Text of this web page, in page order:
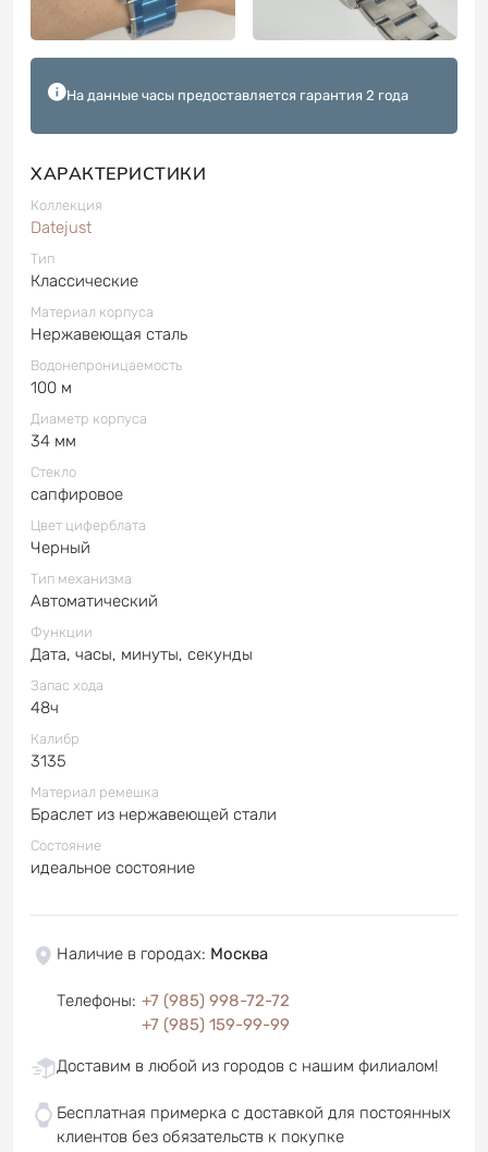
На данные часы предоставляется гарантия 2 года
ХАРАКТЕРИСТИКИ
Коллекция
Datejust
Тип
Классические
Материал корпуса
Нержавеющая сталь
Водонепроницаемость
100 м
Диаметр корпуса
34 мм
Стекло
сапфировое
Цвет циферблата
Черный
Тип механизма
Автоматический
Функции
Дата, часы, минуты, секунды
Запас хода
48ч
Калибр
3135
Материал ремешка
Браслет из нержавеющей стали
Состояние
идеальное состояние
Наличие в городах: Москва
Телефоны: +7 (985) 998-72-72
+7 (985) 159-99-99
Доставим в любой из городов с нашим филиалом!
Бесплатная примерка с доставкой для постоянных
клиентов без обязательств к покупке